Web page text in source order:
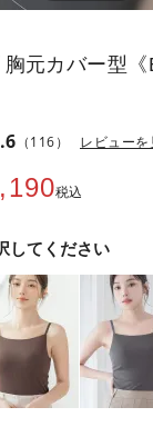
胸元カバー型
（116） レビューを
税込
してください